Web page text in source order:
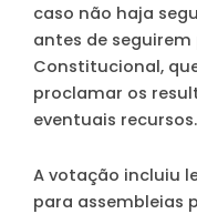
caso não haja
antes de
Constitucional,
proclamar os
eventuais recursos.
A votação incluiu
para assembleias